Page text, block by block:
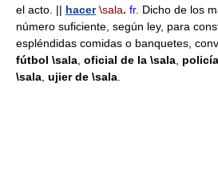
el acto. || hacer \sala. fr. Dicho de los
número suficiente, según ley, para
espléndidas comidas o banquetes,
fútbol \sala oficial de la \sala
\sala ujier de \sala